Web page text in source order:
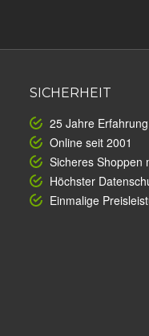
SICHERHEIT
25 Jahre Erfahrung
Online seit 2001
Sicheres Shoppen
Höchster
Einmalige